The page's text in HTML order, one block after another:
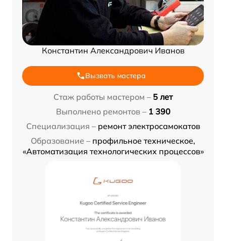
Константин Александрович Иванов
Вызвать мастера
Стаж работы мастером – 5 лет
Выполнено ремонтов – 1 390
Специализация – ремонт электросамокатов
Образование – профильное техническое,
«Автоматизация технологических процессов»